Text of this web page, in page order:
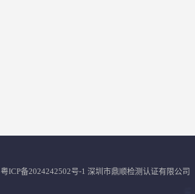
粤ICP备2024242502号-1 深圳市鼎顺检测认证有限公司